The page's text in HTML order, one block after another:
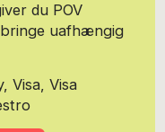
du POV
uafhængig